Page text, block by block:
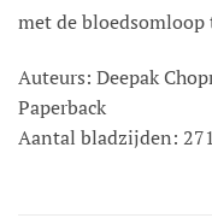
met de
Auteurs: Deepak
Paperback
Aantal bladzijden: 271